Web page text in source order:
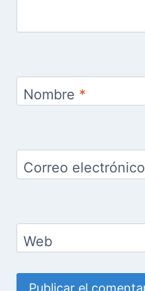
Nombre *
Correo electrónico
Web